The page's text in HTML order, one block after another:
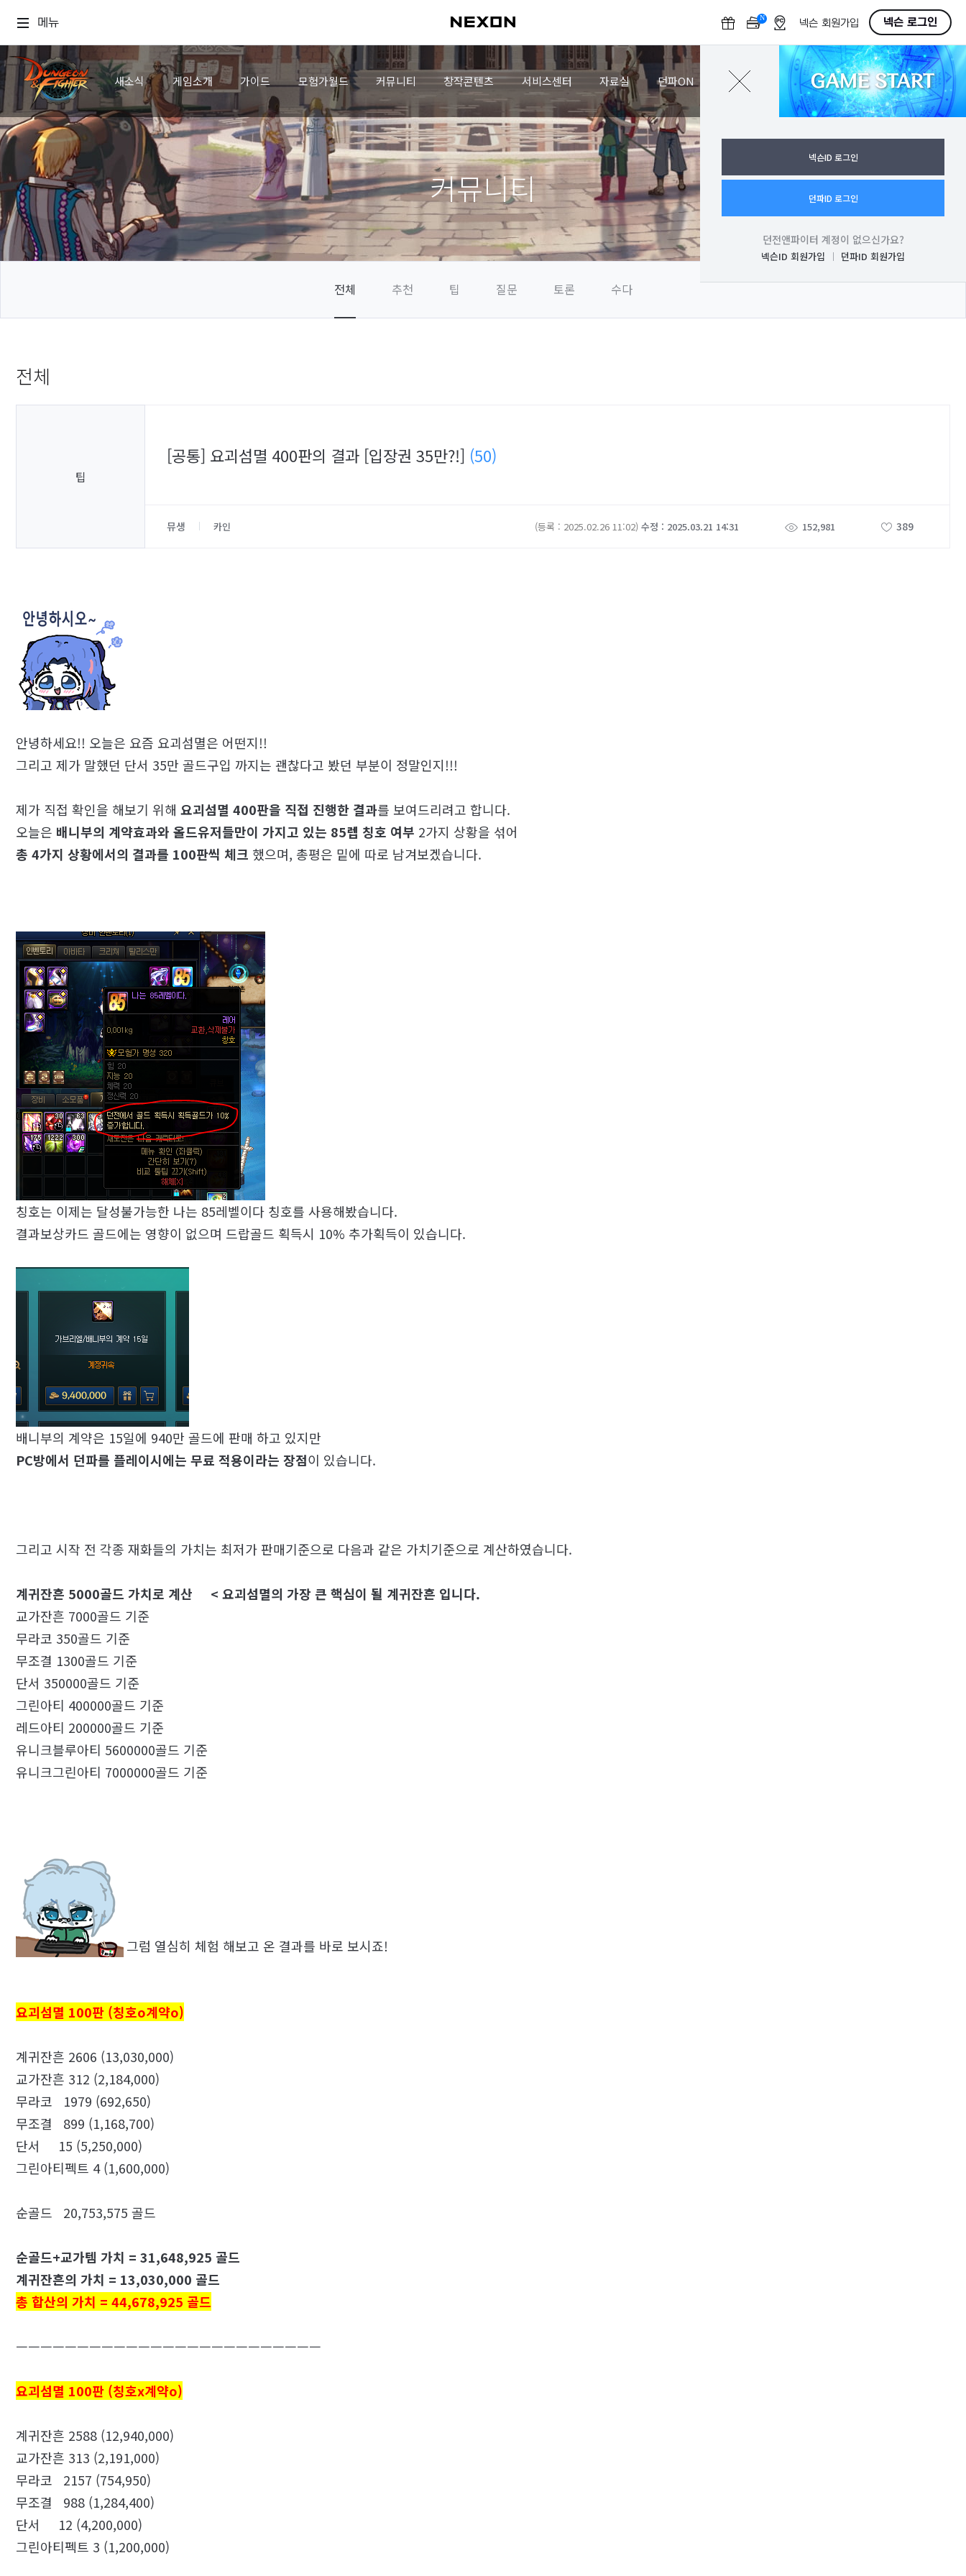
메뉴 N
F
넥슨 회원가입 넥슨 로그인
새소식 게임소개 가이드 모험가월드 커뮤니티 창작콘텐츠 서비스센터 자료실 던파ON GAME START
로그인
넥슨ID 로그인
던파ID 로그인
던전앤파이터 계정이 없으신가요?
넥슨ID 회원가입 던파ID 회원가입
커뮤니티
전체 추천 팁 질문 토론 수다
전체
팁
[공통] 요괴섬멸 400판의 결과 [입장권 35만?!] (50)
뮤생 카인 (등록 : 2025.02.26 11:02) 수정 : 2025.03.21 14:31 152,981 389
안녕하세요!! 오늘은 요즘 요괴섬멸은 어떤지!!
그리고 제가 말했던 단서 35만 골드구입 까지는 괜찮다고 봤던 부분이 정말인지!!!
제가 직접 확인을 해보기 위해 요괴섬멸 400판을 직접 진행한 결과를 보여드리려고 합니다.
오늘은 배니부의 계약효과와 올드유저들만이 가지고 있는 85렙 칭호 여부 2가지 상황을 섞어
총 4가지 상황에서의 결과를 100판씩 체크 했으며, 총평은 밑에 따로 남겨보겠습니다.
칭호는 이제는 달성불가능한 나는 85레벨이다 칭호를 사용해봤습니다.
결과보상카드 골드에는 영향이 없으며 드랍골드 획득시 10% 추가획득이 있습니다.
배니부의 계약은 15일에 940만 골드에 판매 하고 있지만
PC방에서 던파를 플레이시에는 무료 적용이라는 장점이 있습니다.
그리고 시작 전 각종 재화들의 가치는 최저가 판매기준으로 다음과 같은 가치기준으로 계산하였습니다.
계귀잔흔 5000골드 가치로 계산 < 요괴섬멸의 가장 큰 핵심이 될 계귀잔흔 입니다.
교가잔흔 7000골드 기준
무라코 350골드 기준
무조결 1300골드 기준
단서 350000골드 기준
그린아티 400000골드 기준
레드아티 200000골드 기준
유니크블루아티 5600000골드 기준
유니크그린아티 7000000골드 기준
그럼 열심히 체험 해보고 온 결과를 바로 보시죠!
요괴섬멸 100판 (칭호o계약o)
계귀잔흔 2606 (13,030,000)
교가잔흔 312 (2,184,000)
무라코 1979 (692,650)
무조결 899 (1,168,700)
단서 15 (5,250,000)
그린아티펙트 4 (1,600,000)
순골드 20,753,575 골드
순골드+교가템 가치 = 31,648,925 골드
계귀잔흔의 가치 = 13,030,000 골드
총 합산의 가치 = 44,678,925 골드
ㅡㅡㅡㅡㅡㅡㅡㅡㅡㅡㅡㅡㅡㅡㅡㅡㅡㅡㅡㅡㅡㅡㅡㅡㅡ
요괴섬멸 100판 (칭호x계약o)
계귀잔흔 2588 (12,940,000)
교가잔흔 313 (2,191,000)
무라코 2157 (754,950)
무조결 988 (1,284,400)
단서 12 (4,200,000)
그린아티펙트 3 (1,200,000)